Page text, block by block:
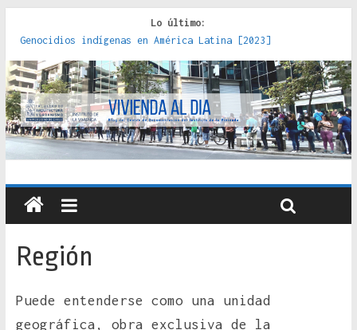
Lo último:
Genocidios indígenas en América Latina [2023]
Estudios sobre la espacialización de los Estados :
políticas, prácticas y representaciones [2022]
Donde el pedernal choca con el acero : hacia una teoría
crítica de las fronteras latinoamericanas [2020]
Criterios técnicos para una vivienda adecuada [2019]
Red de consultorios de la Caja del Seguro Obrero en
Santiago : un patrimonio emblemático [2014]
Región
Puede entenderse como una unidad
geográfica, obra exclusiva de la